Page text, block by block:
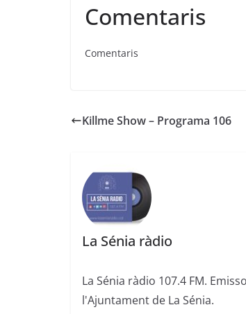
Comentaris
Comentaris
Killme Show – Programa 106
La Sénia ràdio
La Sénia ràdio 107.4 FM.
l'Ajuntament de La Sénia.